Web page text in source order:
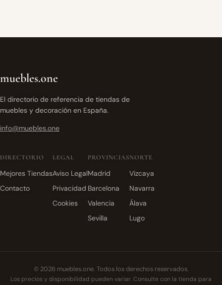
muebles.one
El directorio de referencia de tiendas de
muebles y decoración en España.
info@muebles.one
DIRECTORIO
Mejores Tiendas
Contacto
LEGAL
Aviso Legal
Privacidad
Cookies
PROVINCIAS
Madrid
Barcelona
Valencia
Sevilla
NORTE
Vizcaya
Navarra
Álava
Lugo
© 2026 muebles.one. Todos los derechos reservados.
Los precios y disponibilidad pueden variar. Consulte con la tienda para